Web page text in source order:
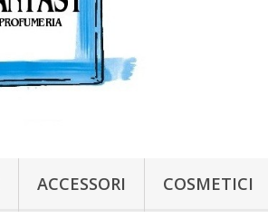
ACCESSORI COSMETICI